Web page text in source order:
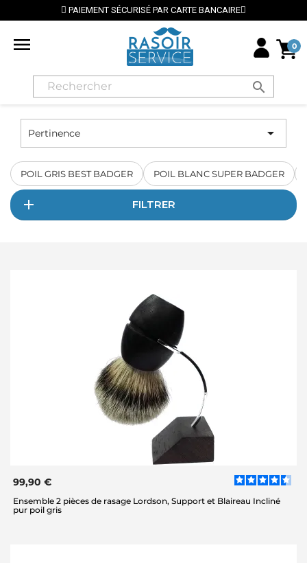
PAIEMENT SÉCURISÉ PAR CARTE BANCAIRE
 0
search
Pertinence 
POIL GRIS BEST BADGER POIL BLANC SUPER BADGER
FILTRER
99,90 €
Ensemble 2 pièces de rasage Lordson, Support et Blaireau Incliné
pur poil gris